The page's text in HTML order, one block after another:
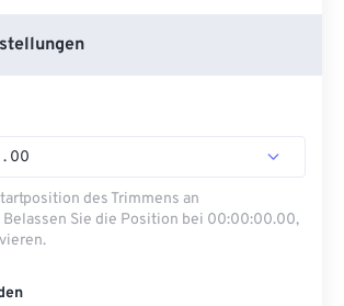
. 00
des Trimmens an
Belassen Sie die Position bei 00:00:00.00,